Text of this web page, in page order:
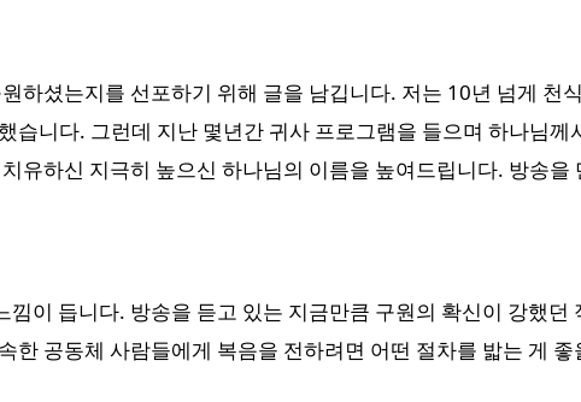
하셨는지를 선포하기 위해 글을 남깁니다. 저는 10년 넘게 천
습니다. 그런데 지난 몇년간 귀사 프로그램을 들으며 하나님
유하신 지극히 높으신 하나님의 이름을 높여드립니다. 방송을
이 듭니다. 방송을 듣고 있는 지금만큼 구원의 확신이 강했
한 공동체 사람들에게 복음을 전하려면 어떤 절차를 밟는 게